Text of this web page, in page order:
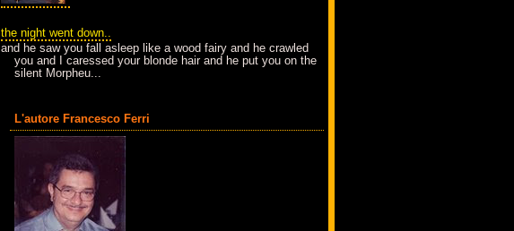
the night went down..
and he saw you fall asleep like a wood fairy and he crawled
you and I caressed your blonde hair and he put you on the
silent Morpheu...
L'autore Francesco Ferri